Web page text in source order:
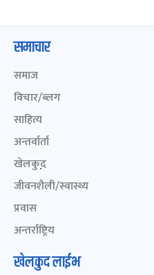
समाचार
समाज
विचार/ब्लग
साहित्य
अन्तर्वार्ता
खेलकुद़़
जीवनशैली/स्वास्थ्य
प्रवास
अन्तर्राष्ट्रिय
खेलकुद लाईभ